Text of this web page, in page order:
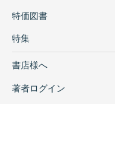
特価図書
特集
書店様へ
著者ログイン